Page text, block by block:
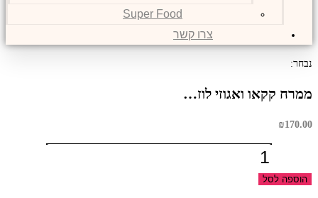
Super Food
צרו קשר
נבחר:
ממרח קקאו ואגוזי לוז…
₪ 170.00
כמות
ממרח
הוספה לסל